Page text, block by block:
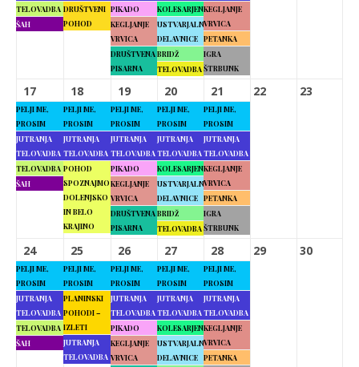
TELOVADBA
ŠAH
DRUŠTVENI
POHOD
PIKADO
KEGLJANJE
VRVICA
DRUŠTVENA
PISARNA
KOLESARJENJE
USTVARJALNE
DELAVNICE
BRIDŽ
TELOVADBA
KEGLJANJE
VRVICA
PETANKA
IGRA
ŠTRBUNK
17
PELJI ME,
PROSIM
JUTRANJA
TELOVADBA
TELOVADBA
ŠAH
18
PELJI ME,
PROSIM
JUTRANJA
TELOVADBA
POHOD
SPOZNAJMO
DOLENJSKO
IN BELO
KRAJINO
19
PELJI ME,
PROSIM
JUTRANJA
TELOVADBA
PIKADO
KEGLJANJE
VRVICA
DRUŠTVENA
PISARNA
20
PELJI ME,
PROSIM
JUTRANJA
TELOVADBA
KOLESARJENJE
USTVARJALNE
DELAVNICE
BRIDŽ
TELOVADBA
21
PELJI ME,
PROSIM
JUTRANJA
TELOVADBA
KEGLJANJE
VRVICA
PETANKA
IGRA
ŠTRBUNK
22 23
24
PELJI ME,
PROSIM
JUTRANJA
TELOVADBA
TELOVADBA
ŠAH
25
PELJI ME,
PROSIM
PLANINSKI
POHODI –
IZLETI
JUTRANJA
TELOVADBA
26
PELJI ME,
PROSIM
JUTRANJA
TELOVADBA
PIKADO
KEGLJANJE
VRVICA
27
PELJI ME,
PROSIM
JUTRANJA
TELOVADBA
KOLESARJENJE
USTVARJALNE
DELAVNICE
28
PELJI ME,
PROSIM
JUTRANJA
TELOVADBA
KEGLJANJE
VRVICA
PETANKA
29 30